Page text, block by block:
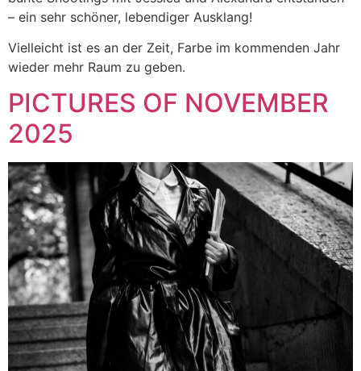
– ein sehr schöner, lebendiger Ausklang!
Vielleicht ist es an der Zeit, Farbe im kommenden Jahr
wieder mehr Raum zu geben.
PICTURES OF NOVEMBER
2025